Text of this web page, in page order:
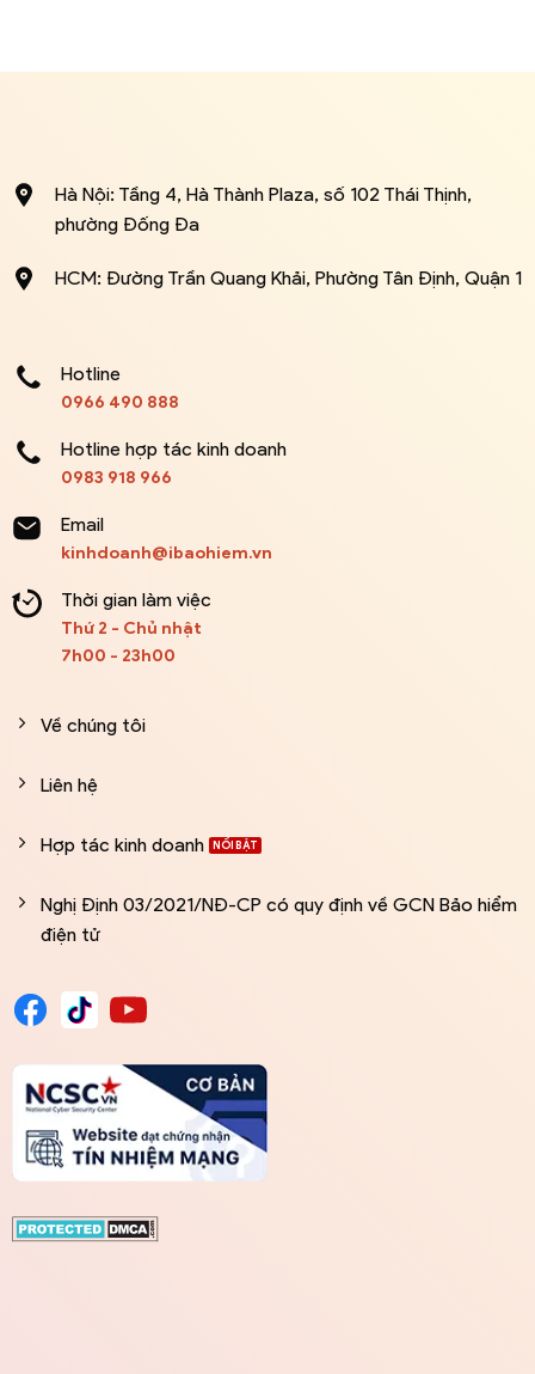
Hà Nội: Tầng 4, Hà Thành Plaza, số 102 Thái Thịnh,
phường Đống Đa
HCM: Đường Trần Quang Khải, Phường Tân Định, Quận 1
Hotline
0966 490 888
Hotline hợp tác kinh doanh
0983 918 966
Email
kinhdoanh@ibaohiem.vn
Thời gian làm việc
Thứ 2 - Chủ nhật
7h00 - 23h00
Về chúng tôi
Liên hệ
Hợp tác kinh doanh
Nghị Định 03/2021/NĐ-CP có quy định về GCN Bảo hiểm
điện tử